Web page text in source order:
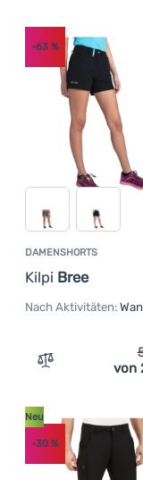
DAMENSHORTS
Kilpi Bree
-63 %
Nach Aktivitäten:
Zum Vergleich
von
Neu
-30 %